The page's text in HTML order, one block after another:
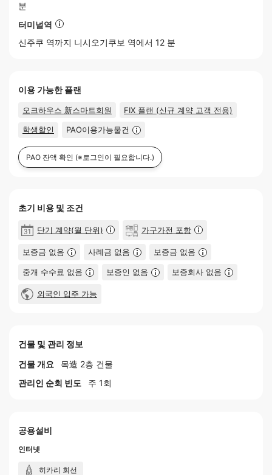
분
터미널역
신주쿠 역까지 니시오기쿠보 역에서 12 분
이용 가능한 플랜
오크하우스 新스마트회원 FIX 플랜 (신규 계약 고객 전용)
학생할인 PAO이용가능물건
PAO 잔액 확인 (※로그인이 필요합니다.)
초기 비용 및 조건
단기 계약(월 단위) 가구가전 포함
보증금 없음 사례금 없음 보증금 없음
중개 수수료 없음 보증인 없음 보증회사 없음
외국인 입주 가능
건물 및 관리 정보
건물 개요
목造 2층 건물
관리인 순회 빈도
주 1회
공용설비
인터넷
히카리 회선